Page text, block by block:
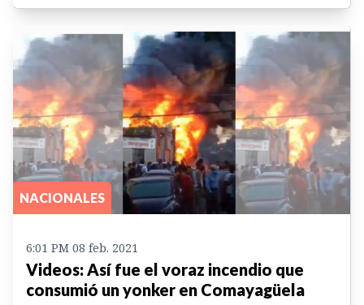
NACIONALES
6:01 PM 08 feb. 2021
Videos: Así fue el voraz incendio que
consumió un yonker en Comayagüela